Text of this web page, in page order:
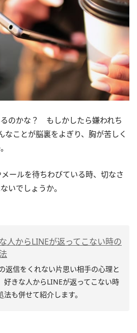
のかな？ もしかしたら嫌われち
ことが脳裏をよぎり、胸が苦しく
ールを待ちわびている時、切なさ
いでしょうか。
人からLINEが返ってこない時の
返信をくれない片思い相手の心理と
きな人からLINEが返ってこない時
法も併せて紹介します。